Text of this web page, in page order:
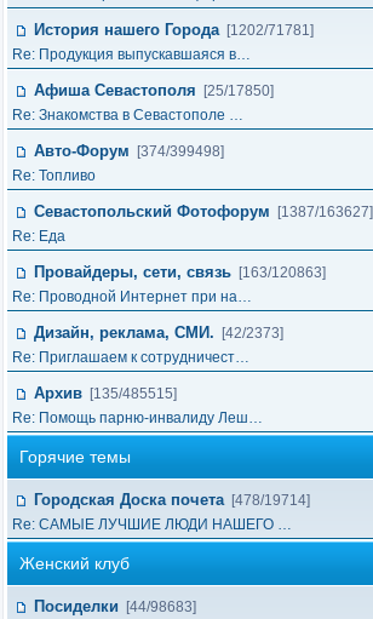
История нашего Города [1202/71781]
Re: Продукция выпускавшаяся в…
Афиша Севастополя
[25/17850]
Re: Знакомства в Севастополе …
Авто-Форум
[374/399498]
Re: Топливо
Севастопольский Фотофорум
[1387/163627]
Re: Еда
Провайдеры, сети, связь [163/120863]
Re: Проводной Интернет при на…
Дизайн, реклама, СМИ.
[42/2373]
Re: Приглашаем к сотрудничест…
Архив [135/485515]
Re: Помощь парню-инвалиду Леш…
Горячие темы
Городская Доска почета [478/19714]
Re: САМЫЕ ЛУЧШИЕ ЛЮДИ НАШЕГО …
Женский клуб
Посиделки
[44/98683]